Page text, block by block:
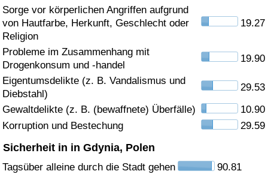
Sorge vor körperlichen Angriffen aufgrund
von Hautfarbe, Herkunft, Geschlecht oder
Religion
19.27
Probleme im Zusammenhang mit
Drogenkonsum und -handel
19.90
Eigentumsdelikte (z. B. Vandalismus und
Diebstahl)
29.53
Gewaltdelikte (z. B. (bewaffnete) Überfälle)
10.90
Korruption und Bestechung
29.59
Sicherheit in in Gdynia, Polen
Tagsüber alleine durch die Stadt gehen 90.81
Gesundheitsversorgungs-Index nach Land
Umweltverschmutzung
Umweltverschmutzungs-Index (aktuell)
Verschmutzungsindex
Umweltverschmutzungs-Index nach Land
Verkehr